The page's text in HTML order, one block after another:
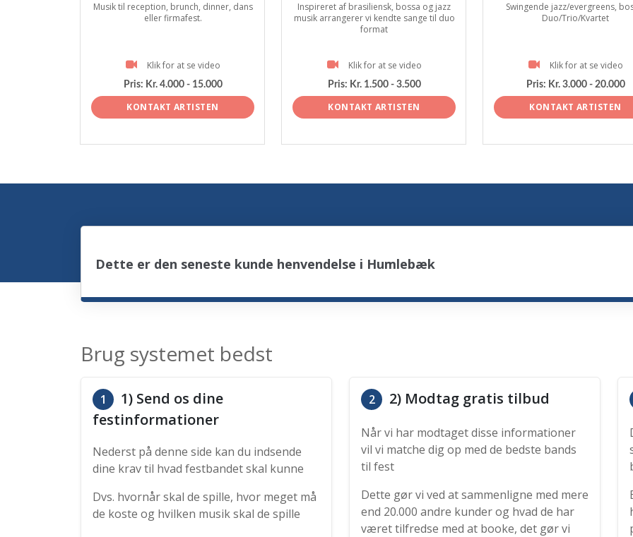
Musik til reception, brunch, dinner, dans
eller firmafest.
Klik for at se video
Pris: Kr. 4.000 - 15.000
KONTAKT ARTISTEN
Inspireret af brasiliensk, bossa og jazz
musik arrangerer vi kendte sange til duo
format
Klik for at se video
Pris: Kr. 1.500 - 3.500
KONTAKT ARTISTEN
Swingende jazz/evergreens,
Duo/Trio/Kvartet
Klik for at se video
Pris: Kr. 3.000 - 20.000
KONTAKT ARTISTEN
Dette er den seneste kunde henvendelse i Humlebæk
Brug systemet bedst
1
1) Send os dine
festinformationer
Nederst på denne side kan du indsende
dine krav til hvad festbandet skal kunne
Dvs. hvornår skal de spille, hvor meget må
de koste og hvilken musik skal de spille
2 2) Modtag gratis tilbud
Når vi har modtaget disse informationer
vil vi matche dig op med de bedste bands
til fest
Dette gør vi ved at sammenligne med mere
end 20.000 andre kunder og hvad de har
været tilfredse med at booke, det gør vi